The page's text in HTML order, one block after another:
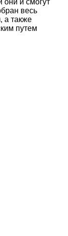
весь
а также
путем